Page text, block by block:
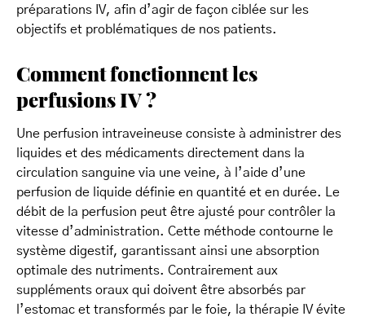
préparations IV, afin d’agir de façon ciblée sur les
objectifs et problématiques de nos patients.
Comment fonctionnent les
perfusions IV ?
Une perfusion intraveineuse consiste à administrer des
liquides et des médicaments directement dans la
circulation sanguine via une veine, à l’aide d’une
perfusion de liquide définie en quantité et en durée. Le
débit de la perfusion peut être ajusté pour contrôler la
vitesse d’administration. Cette méthode contourne le
système digestif, garantissant ainsi une absorption
optimale des nutriments. Contrairement aux
suppléments oraux qui doivent être absorbés par
l’estomac et transformés par le foie, la thérapie IV évite